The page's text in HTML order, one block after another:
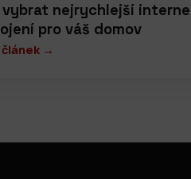
vybrat nejrychlejší
pro váš domov
článek →